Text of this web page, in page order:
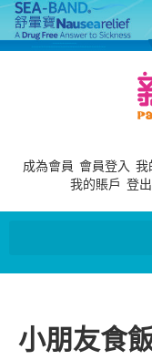
成為會員 會員登入 我
我的賬戶 登出
小朋友食